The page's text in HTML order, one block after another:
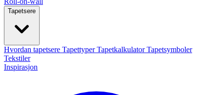
Tapetsere
Hvordan tapetsere TapettyperTapetkalkulatorTapetsymboler
Tekstiler
Inspirasjon